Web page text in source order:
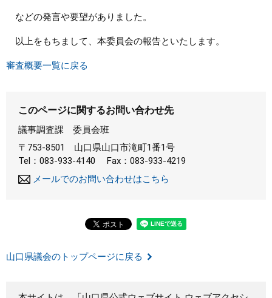
などの発言や要望がありました。
以上をもちまして、本委員会の報告といたします。
審査概要一覧に戻る
このページに関するお問い合わせ先
議事調査課
委員会班
〒753-8501
山口県山口市滝町1番1号
Tel：083-933-4140
Fax：083-933-4219
メールでのお問い合わせはこちら
山口県議会のトップページに戻る